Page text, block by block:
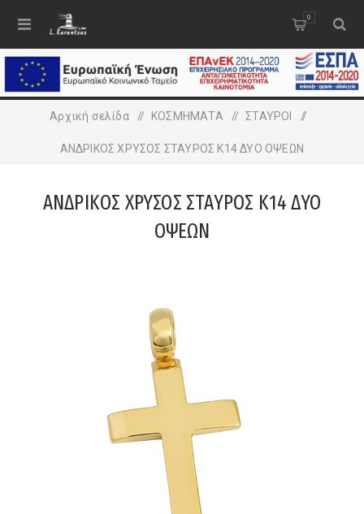
0
Αρχική σελίδα / ΚΟΣΜΗΜΑΤΑ / ΣΤΑΥΡΟΙ /
ΑΝΔΡΙΚΟΣ ΧΡΥΣΟΣ ΣΤΑΥΡΟΣ Κ14 ΔΥΟ ΟΨΕΩΝ
ΑΝΔΡΙΚΟΣ ΧΡΥΣΟΣ ΣΤΑΥΡΟΣ Κ14 ΔΥΟ
ΟΨΕΩΝ